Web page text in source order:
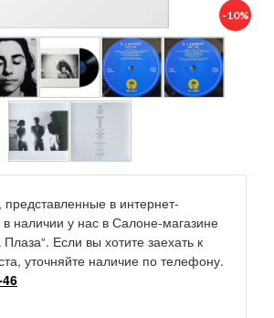
-10%
в интернет-
в наличии у нас в Салоне-магазине
Если вы хотите заехать к
уточняйте наличие по телефону.